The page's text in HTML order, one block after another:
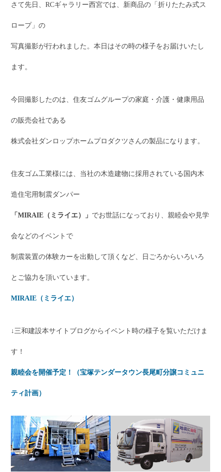
さて先日、RCギャラリー西宮では、新商品の「折りたたみ式ス
ロープ」の
写真撮影が行われました。本日はその時の様子をお届けいたし
ます。
今回撮影したのは、住友ゴムグループの家庭・介護・健康用品
の販売会社である
株式会社ダンロップホームプロダクツさんの製品になります。
住友ゴム工業様には、当社の木造建物に採用されている国内木
造住宅用制震ダンパー
「MIRAIE（ミライエ）」 でお世話になっており、親睦会や見学
会などのイベントで
制震装置の体験カーを出動して頂くなど、日ごろからいろいろ
とご協力を頂いています。
MIRAIE（ミライエ）
↓三和建設本サイトブログからイベント時の様子を覧いただけま
す！
親睦会を開催予定！（宝塚テンダータウン長尾町分譲コミュニ
ティ計画）